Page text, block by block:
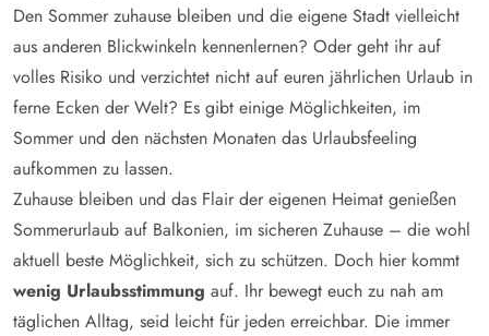
Den Sommer zuhause bleiben und die eigene Stadt vielleicht
aus anderen Blickwinkeln kennenlernen? Oder geht ihr auf
volles Risiko und verzichtet nicht auf euren jährlichen Urlaub in
ferne Ecken der Welt? Es gibt einige Möglichkeiten, im
Sommer und den nächsten Monaten das Urlaubsfeeling
aufkommen zu lassen.
Zuhause bleiben und das Flair der eigenen Heimat genießen
Sommerurlaub auf Balkonien, im sicheren Zuhause – die wohl
aktuell beste Möglichkeit, sich zu schützen. Doch hier kommt
wenig Urlaubsstimmung auf. Ihr bewegt euch zu nah am
täglichen Alltag, seid leicht für jeden erreichbar. Die immer